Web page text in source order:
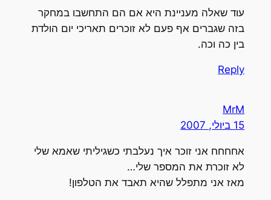
עוד שאלה מעניינת היא אם הם התחשבו במחקר
בזה שגברים אף פעם לא זוכרים תאריכי יום הולדת
בין כה וכה.
Reply
MrM
15 ביולי, 2007
אחחחח אני זוכר איך נעלבתי כשגיליתי שאמא שלי
לא זוכרת את המספר שלי…
מאז אני מתפלל שהיא תאבד את הטלפון!